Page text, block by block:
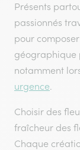
Présents
passionnés
pour
géographique
notamment
urgence.
Choisir des
fraîcheur des
Chaque